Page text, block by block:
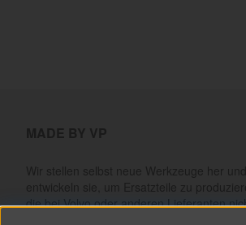
entwickeln sie, um Ersatzteile zu
die bei Volvo oder anderen Lieferanten